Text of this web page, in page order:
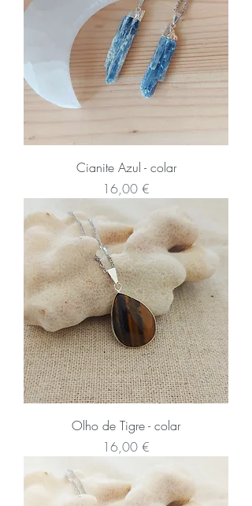
Cianite Azul - colar
Preço
16,00 €
Olho de Tigre - colar
Preço
16,00 €